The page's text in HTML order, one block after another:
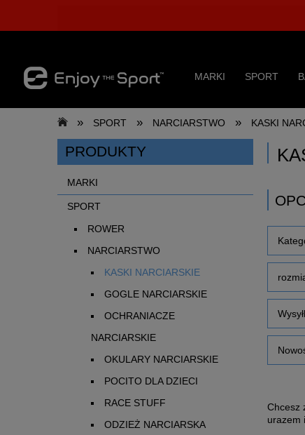
MARKI SPORT
» SPORT » NARCIARSTWO » KASKI
PRODUKTY
MARKI
SPORT
ROWER
NARCIARSTWO
KASKI NARCIARSKIE
GOGLE NARCIARSKIE
OCHRANIACZE
NARCIARSKIE
OKULARY NARCIARSKIE
POCITO DLA DZIECI
RACE STUFF
ODZIEŻ NARCIARSKA
Chcesz
urazem